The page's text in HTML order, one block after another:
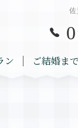
佐
ン ご結婚ま